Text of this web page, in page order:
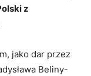
z
jako dar przez
Beliny-